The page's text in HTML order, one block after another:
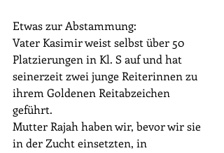
Etwas zur Abstammung:
Vater Kasimir weist selbst über 50
Platzierungen in Kl. S auf und hat
seinerzeit zwei junge Reiterinnen zu
ihrem Goldenen Reitabzeichen
geführt.
Mutter Rajah haben wir, bevor wir sie
in der Zucht einsetzten, in